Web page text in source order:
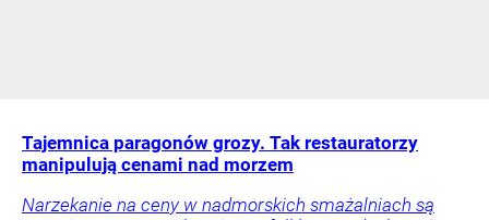
Tajemnica paragonów grozy. Tak restauratorzy
manipulują cenami nad morzem
Narzekanie na ceny w nadmorskich smażalniach są